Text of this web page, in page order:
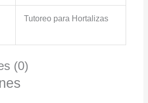
Tutoreo para Hortalizas
(0)